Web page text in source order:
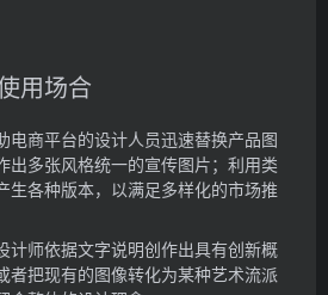
用场合
电商平台的设计人员迅速替换产品图
出多张风格统一的宣传图片；利用类
生各种版本，以满足多样化的市场推
计师依据文字说明创作出具有创新概
者把现有的图像转化为某种艺术流派